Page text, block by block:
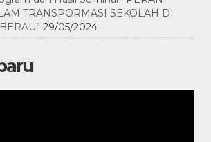
TRANSPORMASI SEKOLAH DI
29/05/2024